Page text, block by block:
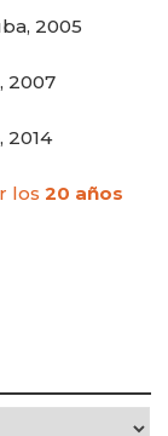
2005
2007
2014
los 20 años